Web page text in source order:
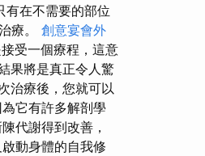
有在不需要的部位
療。 創意宴會外
受一個療程，這意
果將是真正令人驚
治療後，您就可以
它有許多解剖學
代謝得到改善，
動身體的自我修